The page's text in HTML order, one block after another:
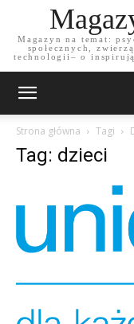
Magazyn na temat:
społecznych,
technologii– o
Strona główna Tagi
Tag: dzieci